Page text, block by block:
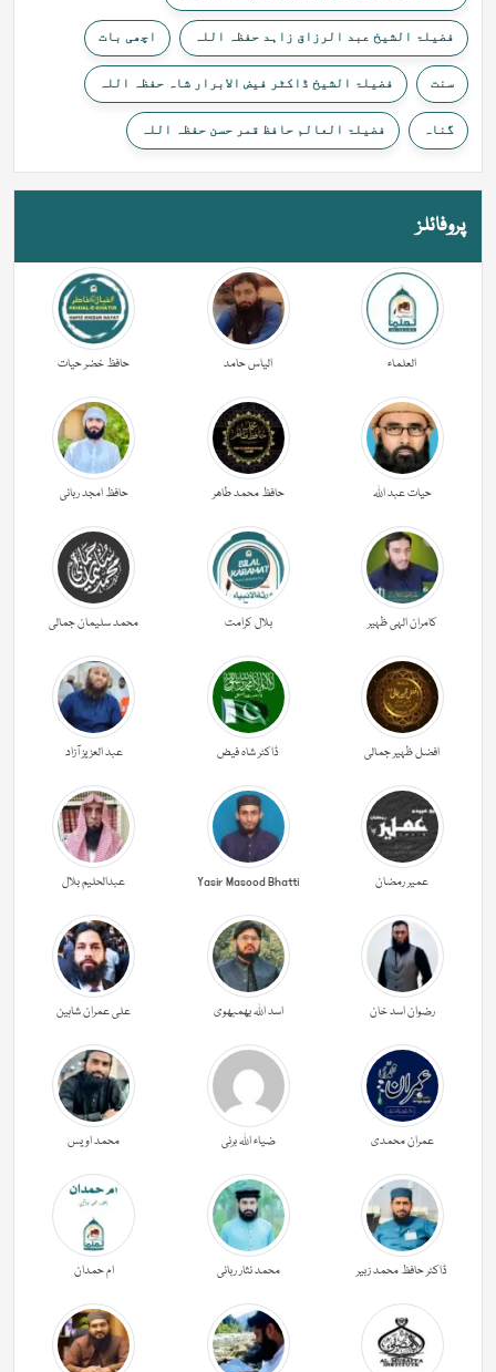
فضیلۃ الشیخ عبد الرزاق زاہد حفظہ اللہ اچھی بات
سنت فضیلۃ الشیخ ڈاکٹر فیض الابرار شاہ حفظہ اللہ
گناہ فضیلۃ العالم حافظ قمر حسن حفظہ اللہ
پروفائلز
العلماء الیاس حامد حافظ خضر حیات
حیات عبد اللہ حافظ محمد طاھر حافظ امجد ربانی
کامران الہی ظہیر بلال کرامت محمد سلیمان جمالی
افضل ظہیر جمالی ڈاکٹر شاہ فیض عبد العزیز آزاد
عمیر رمضان Yasir Masood Bhatti عبدالحليم بلال
رضوان اسد خان اسد اللہ بھمبھوی علی عمران شاہین
عمران محمدی ضیاء اللہ برنی محمد اویس
ڈاکٹر حافظ محمد زبیر محمد نثار ربانی ام حمدان